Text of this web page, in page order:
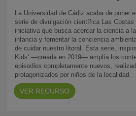
La Universidad de Cádiz acaba de poner
serie de divulgación científica Las Costas
iniciativa que busca acercar la ciencia a
infancia y fomentar la conciencia
de cuidar nuestro litoral. Esta serie,
Kids’ —creada en 2019— amplía los
episodios completamente nuevos,
protagonizados por niños de la localidad.
VER RECURSO